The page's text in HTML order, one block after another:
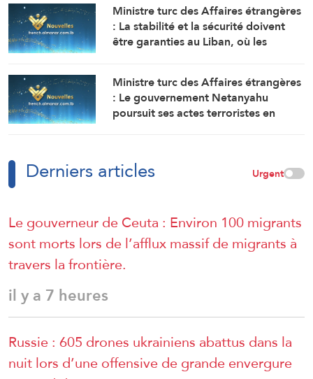
Ministre turc des Affaires étrangères
: La stabilité et la sécurité doivent
être garanties au Liban, où les
ont entraîné la mort et le
déplacement de milliers de
personnes
Ministre turc des Affaires étrangères
: Le gouvernement Netanyahu
poursuit ses actes terroristes en
Derniers articles Urgent
Le gouverneur de Ceuta : Environ 100 migrants
sont morts lors de l’afflux massif de migrants à
travers la frontière.
il y a 7 heures
Russie : 605 drones ukrainiens abattus dans la
nuit lors d’une offensive de grande envergure